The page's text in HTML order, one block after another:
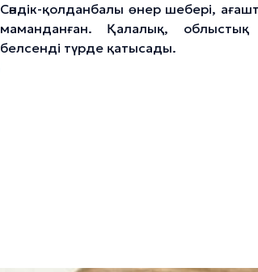
Сәндік-қолданбалы өнер шебері,
маманданған. Қалалық,
белсенді түрде қатысады.